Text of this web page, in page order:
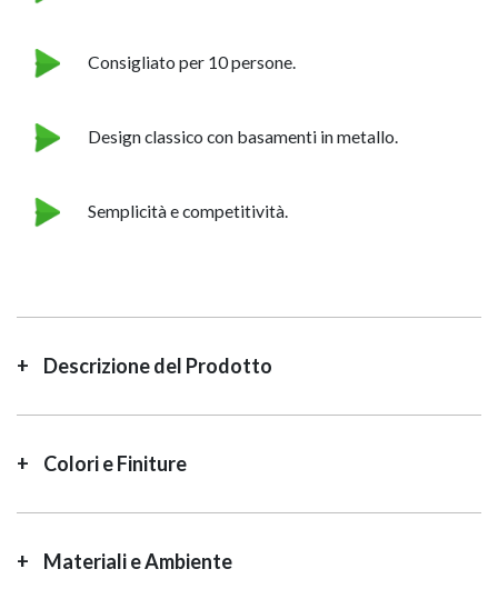
Consigliato per 10 persone.
Design classico con basamenti in metallo.
Semplicità e competitività.
Descrizione del Prodotto
Colori e Finiture
Materiali e Ambiente